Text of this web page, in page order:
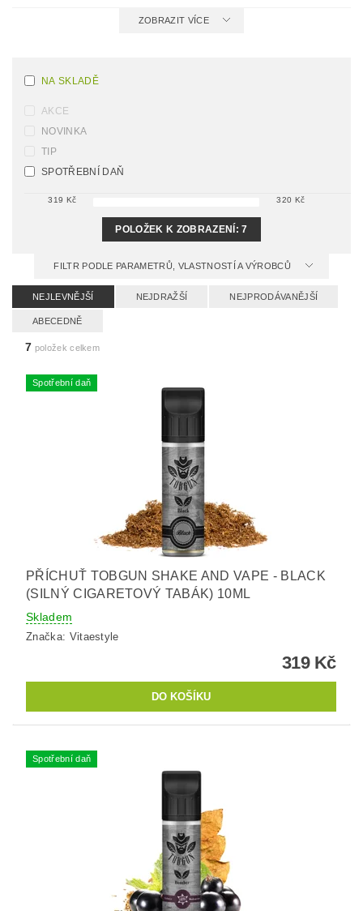
ZOBRAZIT VÍCE
NA SKLADĚ
AKCE
NOVINKA
TIP
SPOTŘEBNÍ DAŇ
319 Kč 320 Kč
POLOŽEK K ZOBRAZENÍ:7
FILTR PODLE PARAMETRŮ, VLASTNOSTÍ A VÝROBCŮ
NEJLEVNĚJŠÍ NEJDRAŽŠÍ NEJPRODÁVANĚJŠÍ
ABECEDNĚ
7 položek celkem
Spotřební daň
PŘÍCHUŤ TOBGUN SHAKE AND VAPE - BLACK
(SILNÝ CIGARETOVÝ TABÁK) 10ML
Skladem
Značka: Vitaestyle
319 Kč
Spotřební daň